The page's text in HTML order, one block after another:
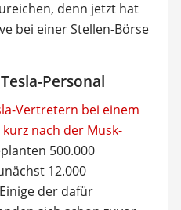
denn jetzt hat
bei einer Stellen-Börse
Personal
Vertretern bei einem
nach der Musk-
500.000
12.000
der dafür